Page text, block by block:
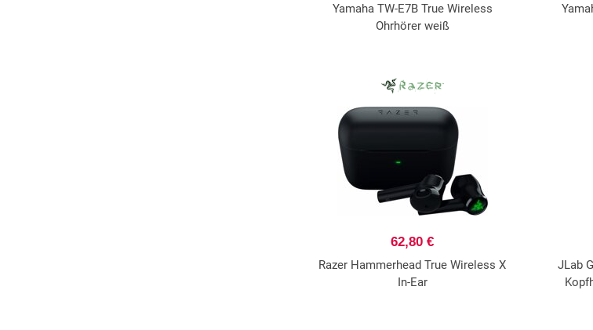
Yamaha TW-E7B True Wireless
Ohrhörer weiß
62,80 €
Razer Hammerhead True Wireless X
In-Ear
JLab